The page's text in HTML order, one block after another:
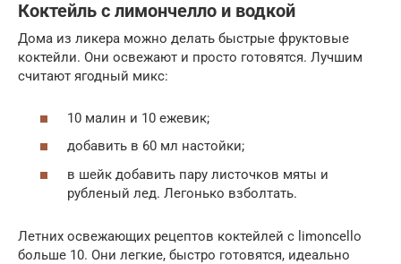
Коктейль с лимончелло и водкой
Дома из ликера можно делать быстрые фруктовые
коктейли. Они освежают и просто готовятся. Лучшим
считают ягодный микс:
10 малин и 10 ежевик;
добавить в 60 мл настойки;
в шейк добавить пару листочков мяты и
рубленый лед. Легонько взболтать.
Летних освежающих рецептов коктейлей с limoncello
больше 10. Они легкие, быстро готовятся, идеально